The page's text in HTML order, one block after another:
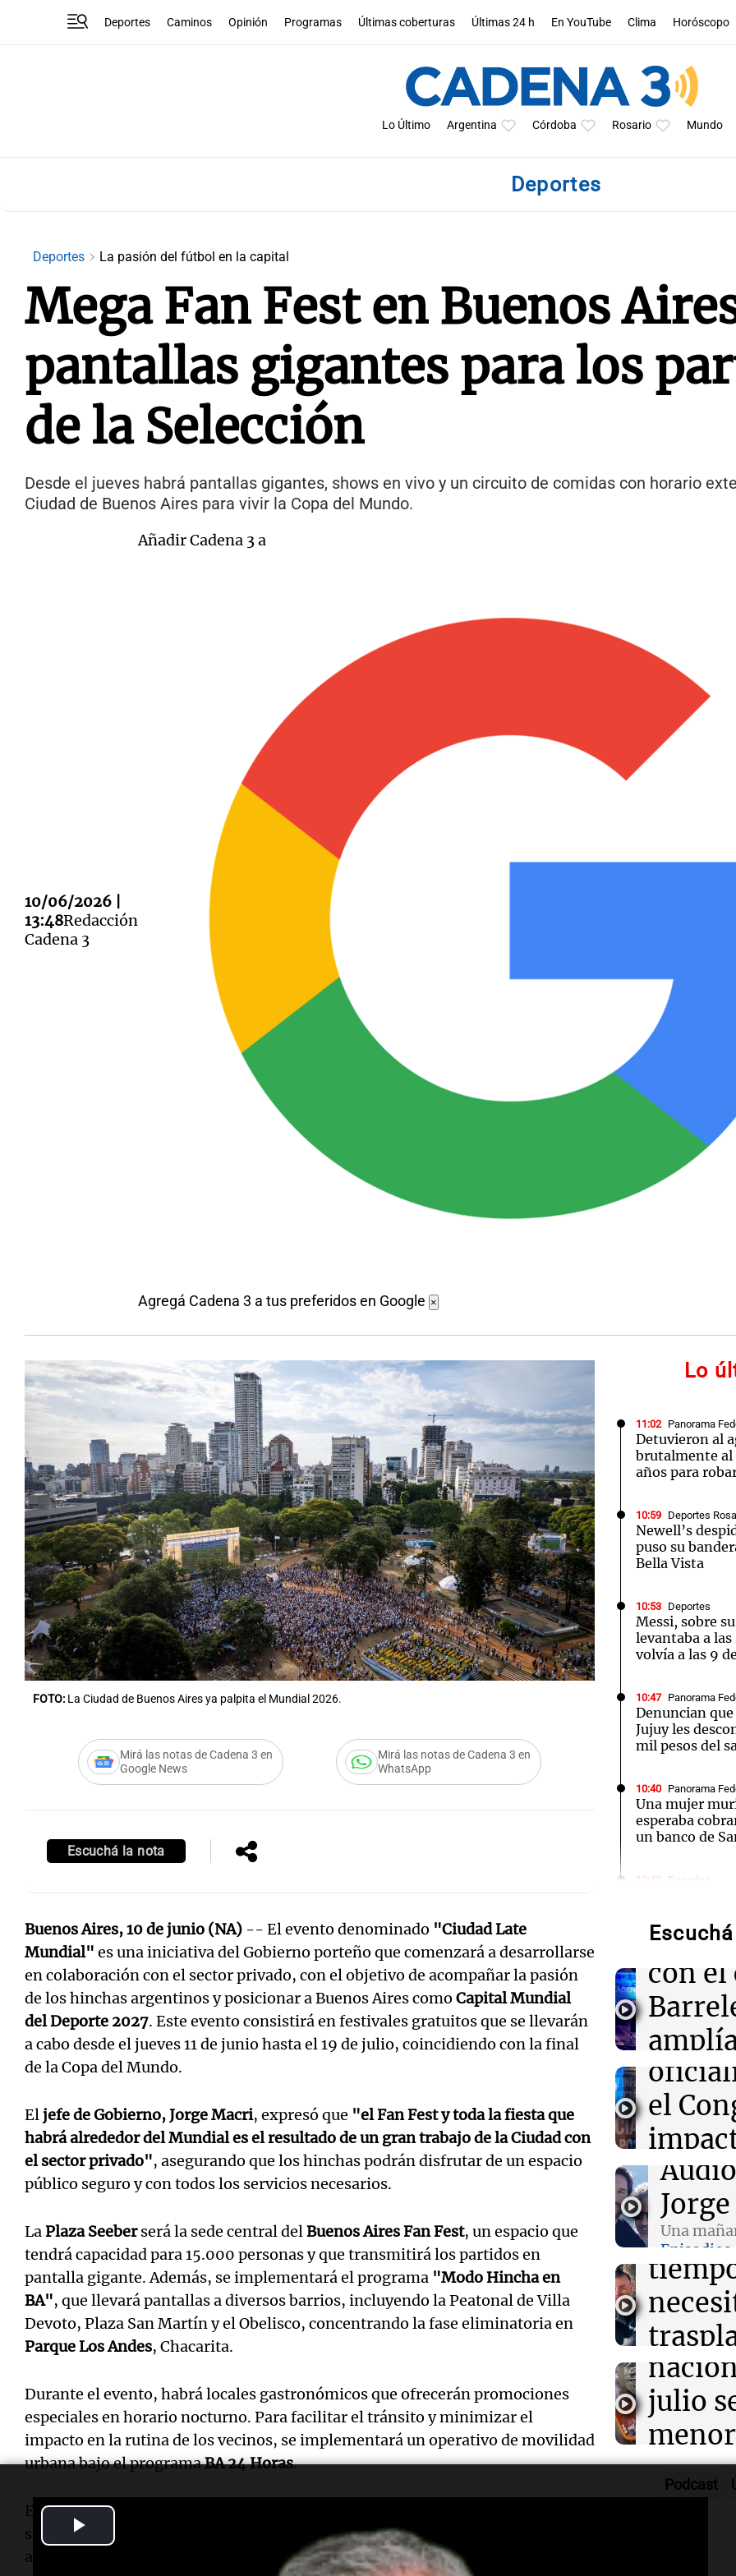
Deportes Caminos Opinión Programas Últimas coberturas Últimas 24 h En YouTube Clima Horóscopo
Lo Último Argentina Córdoba Rosario Mundo
Deportes
Deportes La pasión del fútbol en la capital
Mega Fan Fest en Buenos
pantallas gigantes para los
de la Selección
Desde el jueves habrá pantallas gigantes, shows en vivo y un circuito de comidas con horario
Ciudad de Buenos Aires para vivir la Copa del Mundo.
10/06/2026 |
13:48Redacción
Cadena 3
Añadir Cadena 3 a
Agregá Cadena 3 a tus preferidos en Google ×
FOTO: La Ciudad de Buenos Aires ya palpita el Mundial 2026.
Mirá las notas de Cadena 3 en
Google News
Mirá las notas de Cadena 3 en
WhatsApp
Escuchá la nota
Buenos Aires, 10 de junio (NA) -- El evento denominado "Ciudad Late
Mundial" es una iniciativa del Gobierno porteño que comenzará a desarrollarse
en colaboración con el sector privado, con el objetivo de acompañar la pasión
de los hinchas argentinos y posicionar a Buenos Aires como Capital Mundial
del Deporte 2027. Este evento consistirá en festivales gratuitos que se llevarán
a cabo desde el jueves 11 de junio hasta el 19 de julio, coincidiendo con la final
de la Copa del Mundo.
Eljefe de Gobierno, Jorge Macri, expresó que "el Fan Fest y toda la fiesta que
habrá alrededor del Mundial es el resultado de un gran trabajo de la Ciudad con
el sector privado", asegurando que los hinchas podrán disfrutar de un espacio
público seguro y con todos los servicios necesarios.
LaPlaza Seeberserá la sede central delBuenos Aires Fan Fest, un espacio que
tendrá capacidad para 15.000 personas y que transmitirá los partidos en
pantalla gigante. Además, se implementará el programa "Modo Hincha en
BA", que llevará pantallas a diversos barrios, incluyendo la Peatonal de Villa
Devoto, Plaza San Martín y el Obelisco, concentrando la fase eliminatoria en
Parque Los Andes, Chacarita.
Durante el evento, habrá locales gastronómicos que ofrecerán promociones
especiales en horario nocturno. Para facilitar el tránsito y minimizar el
impacto en la rutina de los vecinos, se implementará un operativo de movilidad
urbana bajo el programaBA 24 Horas.
En los días de partidos de la Selección, se extenderá el horario de la Línea D de
subte para agilizar la desconcentración de la Plaza Seeber. También se
aprovechará la extensión de horarios de fines de semana de la Línea B y se
Lo
11:02 Panorama
Detuvieron al
brutalmente al
años para
10:59 Deportes
Newell’s
puso su
Bella Vista
10:53 Deportes
Messi, sobre
levantaba a
volvía a las 9
10:47 Panorama
Denuncian
Jujuy les
mil pesos del
10:40 Panorama
Una mujer
esperaba
un banco de
10:40 Deportes
marcó una era
10:38 Sociedad
Tras la muerte
suspendieron
de Leones FC
¡Momento
de Desakta2
en el Movistar
Vandalismo
Tucumán:
luminarias
Audio.
con el
Panorama
Episodios
Audio.
de la
el
Panorama
Episodios
Una
Episodios
Audio.
a los
lucha
poder
Una
Episodios
Audio.
que la
julio
CABA
Audio.
contra
Audio.
Podcast
Notas
Mundial 2026 La Sole en Cadena 3 Cadena 3